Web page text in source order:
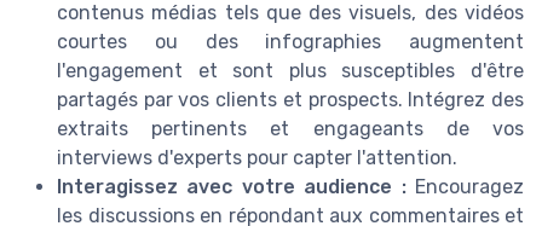
contenus médias tels que des visuels, des vidéos
courtes ou des infographies augmentent
l'engagement et sont plus susceptibles d'être
partagés par vos clients et prospects. Intégrez des
extraits pertinents et engageants de vos
interviews d'experts pour capter l'attention.
Interagissez avec votre audience :Encouragez
les discussions en répondant aux commentaires et